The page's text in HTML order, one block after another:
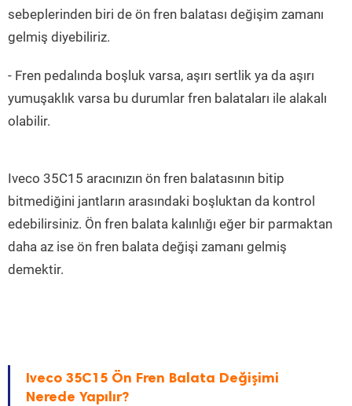
sebeplerinden biri de ön fren balatası değişim zamanı
gelmiş diyebiliriz.
- Fren pedalında boşluk varsa, aşırı sertlik ya da aşırı
yumuşaklık varsa bu durumlar fren balataları ile alakalı
olabilir.
Iveco 35C15 aracınızın ön fren balatasının bitip
bitmediğini jantların arasındaki boşluktan da kontrol
edebilirsiniz. Ön fren balata kalınlığı eğer bir parmaktan
daha az ise ön fren balata değişi zamanı gelmiş
demektir.
Iveco 35C15 Ön Fren Balata Değişimi
Nerede Yapılır?